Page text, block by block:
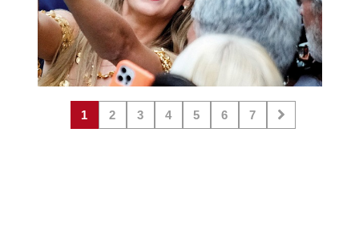
1 2 3 4 5 6 7